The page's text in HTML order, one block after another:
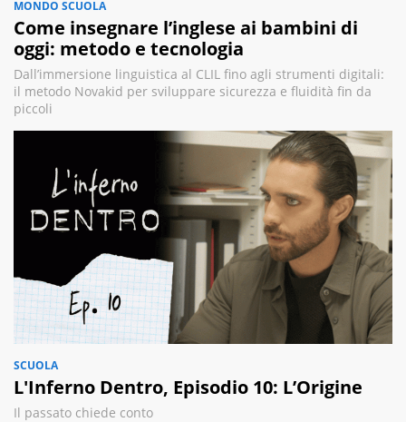
MONDO SCUOLA
Come insegnare l’inglese ai bambini di
oggi: metodo e tecnologia
Dall’immersione linguistica al CLIL fino agli strumenti digitali:
il metodo Novakid per sviluppare sicurezza e fluidità fin da
piccoli
SCUOLA
L'Inferno Dentro, Episodio 10: L’Origine
Il passato chiede conto